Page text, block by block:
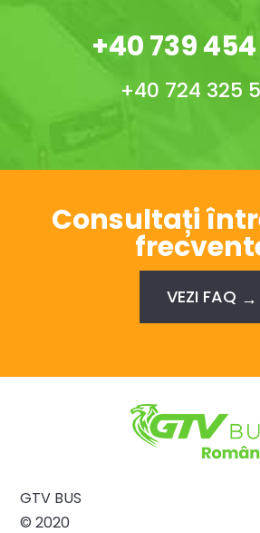
+40 739
+40 724 325
Consultați
VEZI FAQ
GTV BUS
© 2020